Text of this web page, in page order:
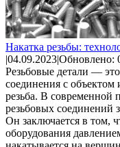
Накатка резьбы:
|04.09.2023|Обновлено:
Резьбовые детали —
соединения с объектом
резьба. В современной
резьбовых соединений
Он заключается в том,
оборудования